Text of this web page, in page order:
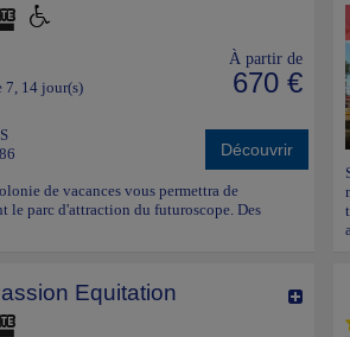
7, 14 jour(s)
À partir de
670 €
Découvrir
de vacances vous permettra de
le parc d'attraction du futuroscope. Des
Equitation